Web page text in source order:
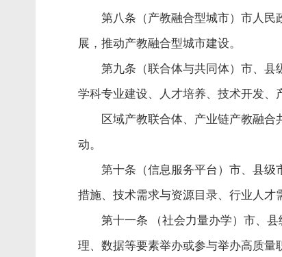
第八条（产教融合型城市）市人
展，推动产教融合型城市建设。
第九条（联合体与共同体）市、县
学科专业建设、人才培养、技术开发、
区域产教联合体、产业链产教融
动。
第十条（信息服务平台）市、县级
措施、技术需求与资源目录、行业人才
第十一条 （社会力量办学）市、
理、数据等要素举办或参与举办高质量